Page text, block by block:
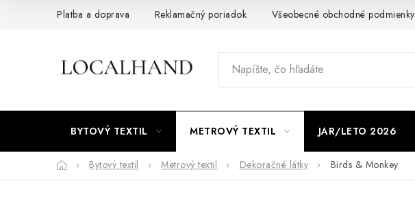
Platba a doprava Reklamačný poriadok Všeobecné obchodné podmienky
BYTOVÝ TEXTIL METROVÝ TEXTIL JAR/LETO 2026
DomovBytový textil Metrový textil Dekoračné látky Birds & Monkey